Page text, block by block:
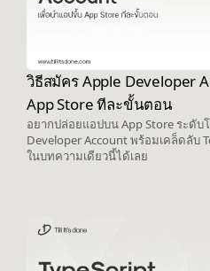
วิธีสมัคร Apple Developer
App Store ทีละขั้นตอน
อยากปล่อยแอปบน App Store ระดั
Developer Account พร้อมเคล็ดลับ
ในบทความเดียวนี้ได้เลย